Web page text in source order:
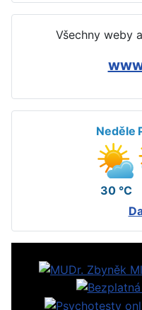
Všechny weby
Neděle
30 °C